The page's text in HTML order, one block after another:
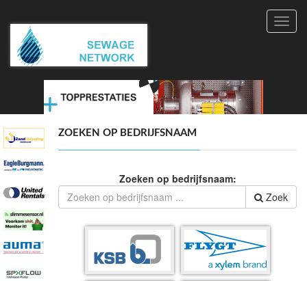
ZOEKEN OP BEDRIJFSNAAM
Zoeken op bedrijfsnaam:
Zoek